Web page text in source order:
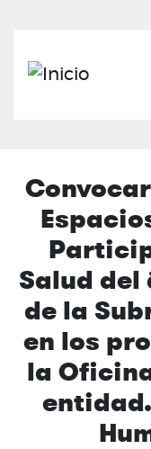
Salud
de la
en los
la